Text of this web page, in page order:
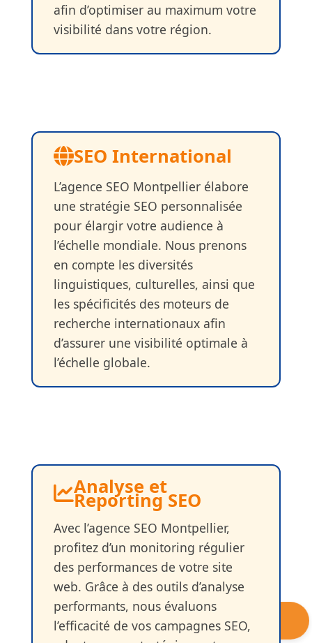
afin d’optimiser au maximum votre
visibilité dans votre région.
SEO International
L’agence SEO Montpellier élabore
une stratégie SEO personnalisée
pour élargir votre audience à
l’échelle mondiale. Nous prenons
en compte les diversités
linguistiques, culturelles, ainsi que
les spécificités des moteurs de
recherche internationaux afin
d’assurer une visibilité optimale à
l’échelle globale.
Analyse et
Reporting SEO
Avec l’agence SEO Montpellier,
profitez d’un monitoring régulier
des performances de votre site
web. Grâce à des outils d’analyse
performants, nous évaluons
l’efficacité de vos campagnes SEO,